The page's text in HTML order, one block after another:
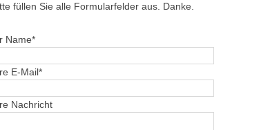
füllen Sie alle Formularfelder aus. Danke.
Name*
E-Mail*
Nachricht